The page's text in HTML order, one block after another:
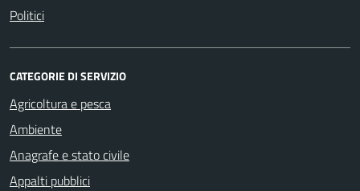
Politici
CATEGORIE DI SERVIZIO
Agricoltura e pesca
Ambiente
Anagrafe e stato civile
Appalti pubblici